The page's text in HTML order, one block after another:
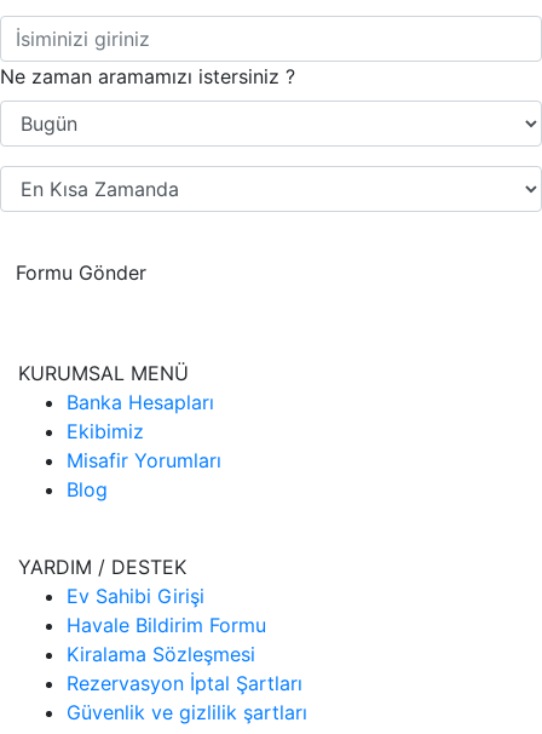
Ne zaman aramamızı istersiniz ?
Formu Gönder
KURUMSAL MENÜ
Banka Hesapları
Ekibimiz
Misafir Yorumları
Blog
YARDIM / DESTEK
Ev Sahibi Girişi
Havale Bildirim Formu
Kiralama Sözleşmesi
Rezervasyon İptal Şartları
Güvenlik ve gizlilik şartları